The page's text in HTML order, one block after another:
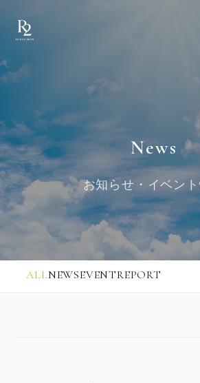
News
お知らせ・イベン
ALLNEWSEVENTREPORT